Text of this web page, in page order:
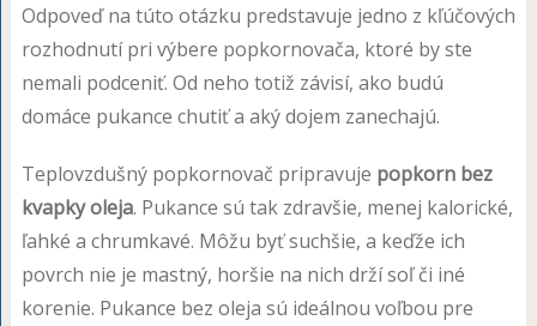
Odpoveď na túto otázku predstavuje jedno z kľúčových
rozhodnutí pri výbere popkornovača, ktoré by ste
nemali podceniť. Od neho totiž závisí, ako budú
domáce pukance chutiť a aký dojem zanechajú.
Teplovzdušný popkornovač pripravuje popkorn bez
kvapky oleja. Pukance sú tak zdravšie, menej kalorické,
ľahké a chrumkavé. Môžu byť suchšie, a keďže ich
povrch nie je mastný, horšie na nich drží soľ či iné
korenie. Pukance bez oleja sú ideálnou voľbou pre